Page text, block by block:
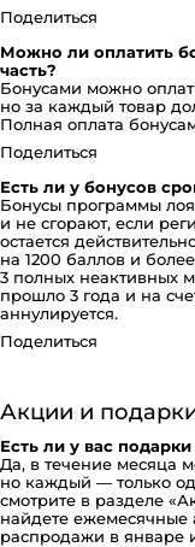
Поделиться
Можно ли оплатить
часть?
Бонусами можно
но за каждый товар
Полная оплата
Поделиться
Есть ли у бонусов
Бонусы программы
и не сгорают, если
остается
на 1200 баллов и
3 полных неактивных
прошло 3 года и на
аннулируется.
Поделиться
Акции и
Есть ли у вас
Да, в течение месяца
но каждый — только
смотрите в разделе
найдете ежемесячные
распродажи в январе